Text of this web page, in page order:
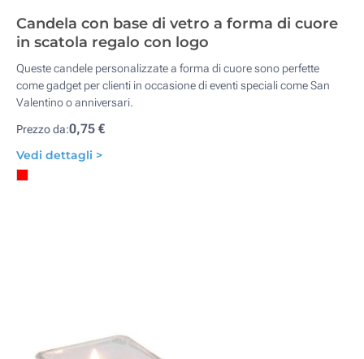
Candela con base di vetro a forma di cuore
in scatola regalo con logo
Queste candele personalizzate a forma di cuore sono perfette
come gadget per clienti in occasione di eventi speciali come San
Valentino o anniversari.
Prezzo da:0,75 €
Vedi dettagli >